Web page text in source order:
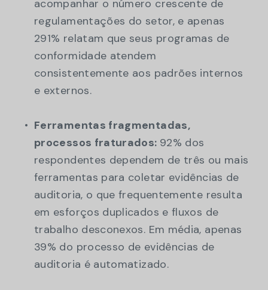
acompanhar o número crescente de
regulamentações do setor, e apenas
291% relatam que seus programas de
conformidade atendem
consistentemente aos padrões internos
e externos.
Ferramentas fragmentadas,
processos fraturados: 92% dos
respondentes dependem de três ou mais
ferramentas para coletar evidências de
auditoria, o que frequentemente resulta
em esforços duplicados e fluxos de
trabalho desconexos. Em média, apenas
39% do processo de evidências de
auditoria é automatizado.